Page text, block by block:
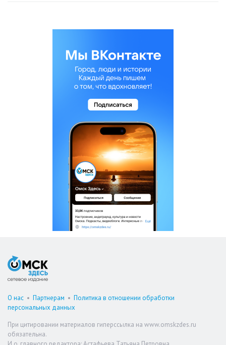
О нас • Партнерам • Политика в отношении обработки
персональных данных
При цитировании материалов гиперссылка на www.omskzdes.ru
обязательна.